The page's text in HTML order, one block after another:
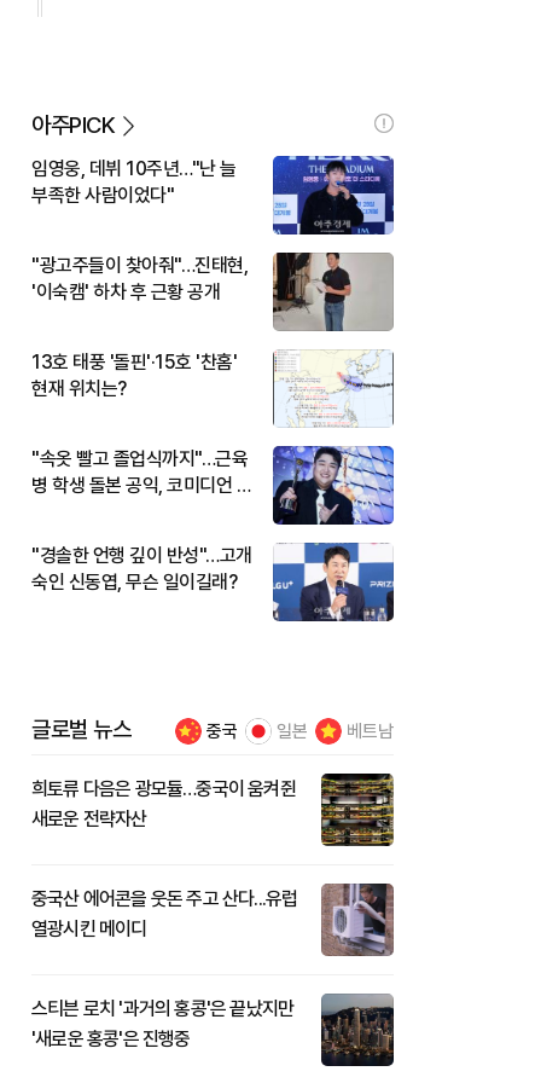
아주PICK
임영웅, 데뷔 10주년…"난 늘
부족한 사람이었다"
"광고주들이 찾아줘"…진태현,
'이숙캠' 하차 후 근황 공개
13호 태풍 '돌핀'·15호 '찬홈'
현재 위치는?
"속옷 빨고 졸업식까지"…근육
병 학생 돌본 공익, 코미디언 김
"경솔한 언행 깊이 반성"…고개
숙인 신동엽, 무슨 일이길래?
글로벌 뉴스 중국 일본 베트남
희토류 다음은 광모듈…중국이 움켜쥔
새로운 전략자산
중국산 에어콘을 웃돈 주고 산다...유럽
열광시킨 메이디
스티븐 로치 '과거의 홍콩'은 끝났지만
'새로운 홍콩'은 진행중